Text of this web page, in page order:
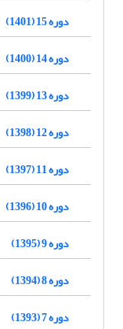
دوره 15 (1401)
دوره 14 (1400)
دوره 13 (1399)
دوره 12 (1398)
دوره 11 (1397)
دوره 10 (1396)
دوره 9 (1395)
دوره 8 (1394)
دوره 7 (1393)